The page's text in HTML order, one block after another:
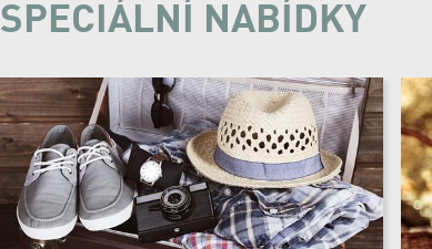
SPECIÁLNÍ NABÍDKY